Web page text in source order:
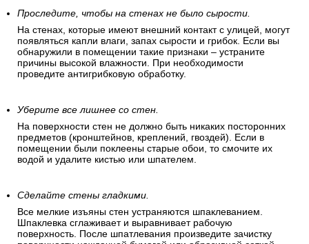
Проследите, чтобы на стенах не было сырости.
На стенах, которые имеют внешний контакт с улицей, могут
появляться капли влаги, запах сырости и грибок. Если вы
обнаружили в помещении такие признаки – устраните
причины высокой влажности. При необходимости
проведите антигрибковую обработку.
Уберите все лишнее со стен.
На поверхности стен не должно быть никаких посторонних
предметов (кронштейнов, креплений, гвоздей). Если в
помещении были поклеены старые обои, то смочите их
водой и удалите кистью или шпателем.
Сделайте стены гладкими.
Все мелкие изъяны стен устраняются шпаклеванием.
Шпаклевка сглаживает и выравнивает рабочую
поверхность. После шпатлевания произведите зачистку